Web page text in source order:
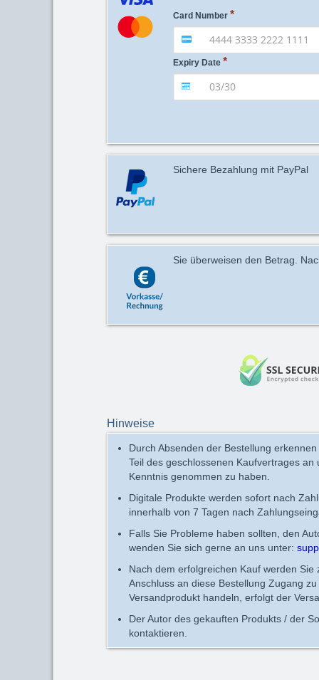
Card Number
Expiry Date
Sichere Bezahlung mit PayPal
Sie überweisen den Betrag.
Hinweise
Durch Absenden der Bestellung
Teil des geschlossenen Kaufvertrages
Kenntnis genommen zu haben.
Digitale Produkte werden sofort nach
innerhalb von 7 Tagen nach
Falls Sie Probleme haben sollten, den
wenden Sie sich gerne an uns unter:
Nach dem erfolgreichen Kauf werden
Anschluss an diese Bestellung Zugang
Versandprodukt handeln, erfolgt der
Der Autor des gekauften Produkts / der
kontaktieren.